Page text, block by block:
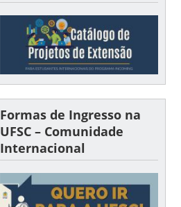
Formas de Ingresso na
UFSC – Comunidade
Internacional